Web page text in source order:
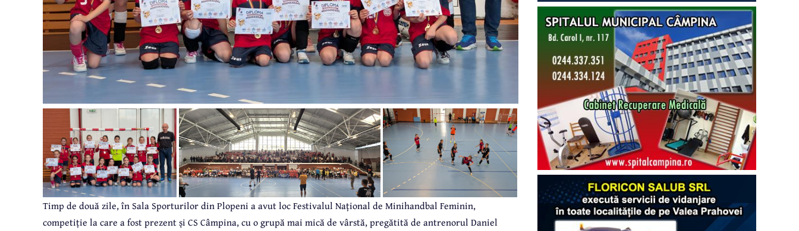
Timp de două zile, în Sala Sporturilor din Plopeni a avut loc Festivalul Național de Minihandbal Feminin,
competiție la care a fost prezent și CS Câmpina, cu o grupă mai mică de vârstă, pregătită de antrenorul Daniel